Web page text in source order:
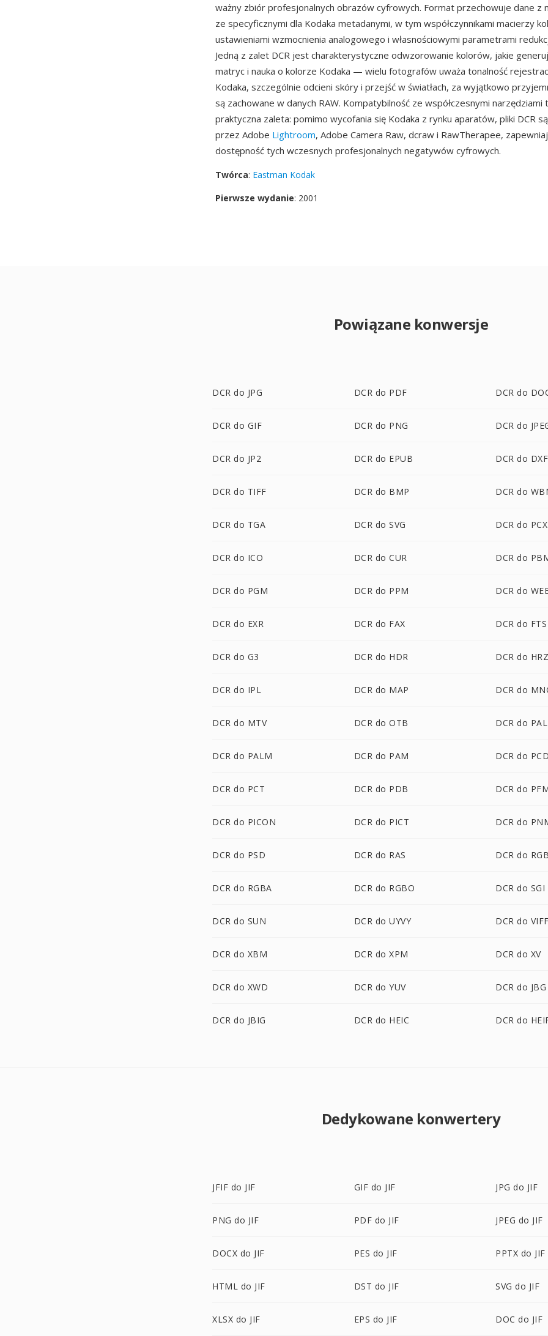
ważny zbiór profesjonalnych obrazów cyfrowych. Format przechowuje dane z
ze specyficznymi dla Kodaka metadanymi, w tym współczynnikami macierzy
ustawieniami wzmocnienia analogowego i własnościowymi parametrami
Jedną z zalet DCR jest charakterystyczne odwzorowanie kolorów, jakie
matryc i nauka o kolorze Kodaka — wielu fotografów uważa tonalność
Kodaka, szczególnie odcieni skóry i przejść w światłach, za wyjątkowo
są zachowane w danych RAW. Kompatybilność ze współczesnymi narzędziami
praktyczna zaleta: pomimo wycofania się Kodaka z rynku aparatów, pliki DCR
przez Adobe Lightroom, Adobe Camera Raw, dcraw i RawTherapee,
dostępność tych wczesnych profesjonalnych negatywów cyfrowych.
Twórca: Eastman Kodak
Pierwsze wydanie: 2001
Powiązane konwersje
DCR do JPG DCR do PDF DCR do
DCR do GIF DCR do PNG DCR do
DCR do JP2 DCR do EPUB DCR do DXF
DCR do TIFF DCR do BMP DCR do
DCR do TGA DCR do SVG DCR do PCX
DCR do ICO DCR do CUR DCR do
DCR do PGM DCR do PPM DCR do
DCR do EXR DCR do FAX DCR do FTS
DCR do G3 DCR do HDR DCR do HRZ
DCR do IPL DCR do MAP DCR do
DCR do MTV DCR do OTB DCR do PAL
DCR do PALM DCR do PAM DCR do PCD
DCR do PCT DCR do PDB DCR do
DCR do PICON DCR do PICT DCR do
DCR do PSD DCR do RAS DCR do RGB
DCR do RGBA DCR do RGBO DCR do SGI
DCR do SUN DCR do UYVY DCR do VIFF
DCR do XBM DCR do XPM DCR do XV
DCR do XWD DCR do YUV DCR do JBG
DCR do JBIG DCR do HEIC DCR do
Dedykowane konwertery
JFIF do JIF GIF do JIF JPG do JIF
PNG do JIF PDF do JIF JPEG do JIF
DOCX do JIF PES do JIF PPTX do JIF
HTML do JIF DST do JIF SVG do JIF
XLSX do JIF EPS do JIF DOC do JIF